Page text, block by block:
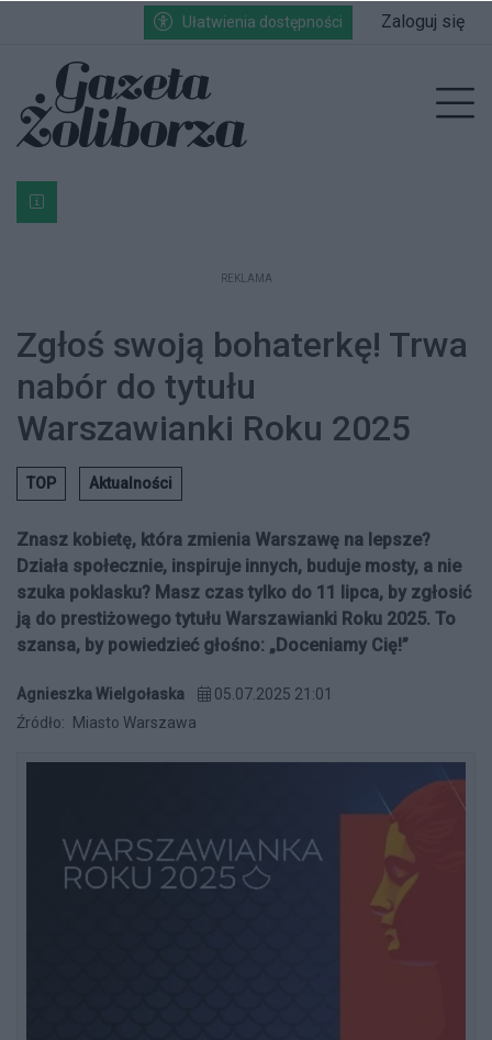
Przejdź do głównych treści
Przejdź do wyszukiwarki
Przejdź do głównego menuUłatwienia dostępności Zaloguj się
Bardzo ważna informacja dla podatników posiadających
REKLAMA
Zgłoś swoją bohaterkę! Trwa
nabór do tytułu
Warszawianki Roku 2025
TOP Aktualności
Znasz kobietę, która zmienia Warszawę na lepsze?
Działa społecznie, inspiruje innych, buduje mosty, a nie
szuka poklasku? Masz czas tylko do 11 lipca, by zgłosić
ją do prestiżowego tytułu Warszawianki Roku 2025. To
szansa, by powiedzieć głośno: „Doceniamy Cię!”
Agnieszka Wielgołaska
05.07.2025 21:01
Źródło:
Miasto Warszawa